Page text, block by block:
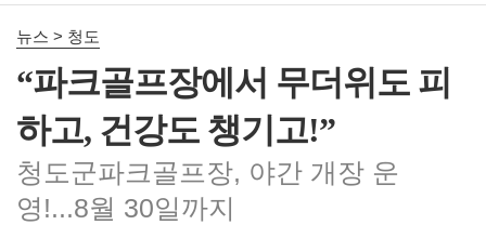
뉴스 > 청도
“파크골프장에서 무더위도 피
하고, 건강도 챙기고!”
청도군파크골프장, 야간 개장 운
영!...8월 30일까지